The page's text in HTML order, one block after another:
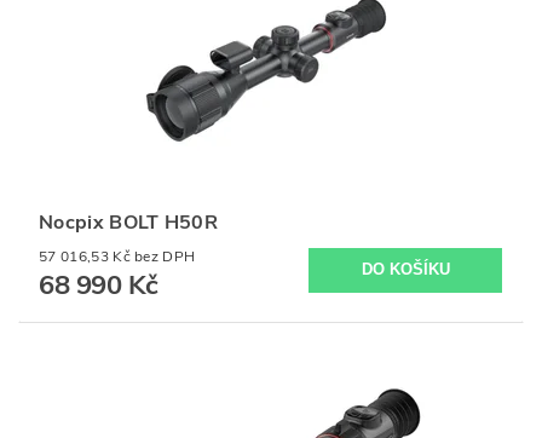
Nocpix BOLT H50R
57 016,53 Kč bez DPH
68 990 Kč